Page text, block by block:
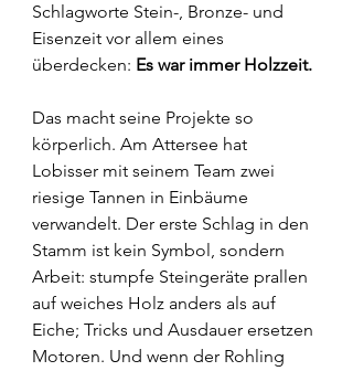
Schlagworte Stein-, Bronze- und
Eisenzeit vor allem eines
überdecken: Es war immer Holzzeit.
Das macht seine Projekte so
körperlich. Am Attersee hat
Lobisser mit seinem Team zwei
riesige Tannen in Einbäume
verwandelt. Der erste Schlag in den
Stamm ist kein Symbol, sondern
Arbeit: stumpfe Steingeräte prallen
auf weiches Holz anders als auf
Eiche; Tricks und Ausdauer ersetzen
Motoren. Und wenn der Rohling